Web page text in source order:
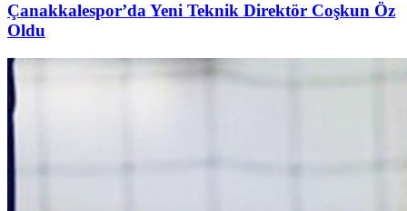
Çanakkalespor’da Yeni Teknik Direktör Coşkun Öz
Oldu